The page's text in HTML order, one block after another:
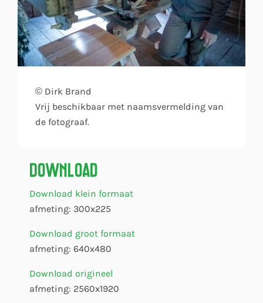
© Dirk Brand
Vrij beschikbaar met naamsvermelding van
de fotograaf.
Download
Download klein formaat
afmeting: 300x225
Download groot formaat
afmeting: 640x480
Download origineel
afmeting: 2560x1920